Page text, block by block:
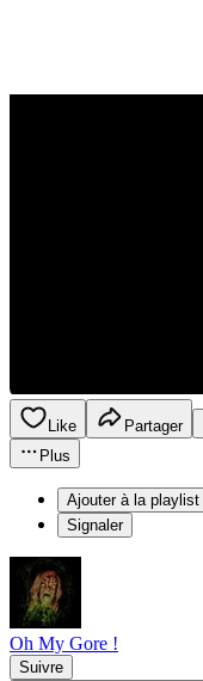
Like Partager
Plus
Ajouter à la playlist
Signaler
Oh My Gore !
Suivre